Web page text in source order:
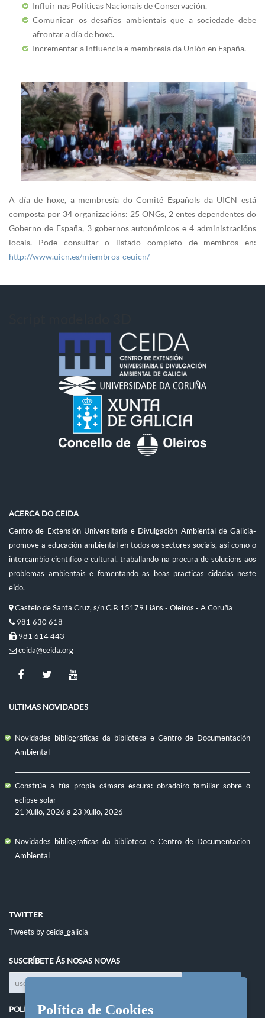
Influir nas Políticas Nacionais de Conservación.
Comunicar os desafíos ambientais que a sociedade debe
afrontar a día de hoxe.
Incrementar a influencia e membresía da Unión en España.
A día de hoxe, a membresía do Comité Españols da UICN está
composta por 34 organizacións: 25 ONGs, 2 entes dependentes do
Goberno de España, 3 gobernos autonómicos e 4 administracións
locais. Pode consultar o listado completo de membros en:
http://www.uicn.es/miembros-ceuicn/
ACERCA DO CEIDA
Centro de Extensión Universitaria e Divulgación Ambiental de Galicia-
promove a educación ambiental en todos os sectores sociais, así como o
intercambio científico e cultural, traballando na procura de solucións aos
problemas ambientais e fomentando as boas prácticas cidadás neste
eido.
Castelo de Santa Cruz, s/n C.P. 15179 Liáns - Oleiros - A Coruña
981 630 618
981 614 443
ceida@ceida.org
ULTIMAS NOVIDADES
Novidades bibliográficas da biblioteca e Centro de Documentación
Ambiental
Constrúe a túa propia cámara escura: obradoiro familiar sobre o
eclipse solar
21 Xullo, 2026 a 23 Xullo, 2026
Novidades bibliográficas da biblioteca e Centro de Documentación
Ambiental
TWITTER
Tweets by ceida_galicia
SUSCRÍBETE ÁS NOSAS NOVAS
POLÍTICAS DO SITIO
Política de Cookies